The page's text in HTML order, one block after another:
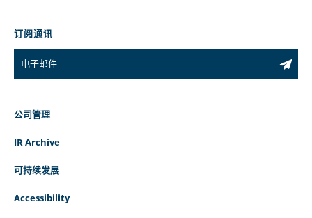
订阅通讯
公司管理
IR Archive
可持续发展
Accessibility